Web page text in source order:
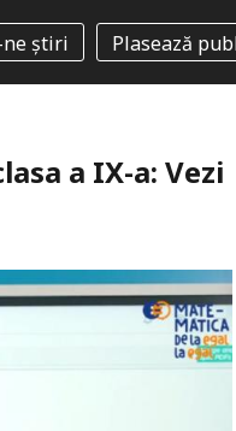
știri Plasează
a IX-a: Vezi